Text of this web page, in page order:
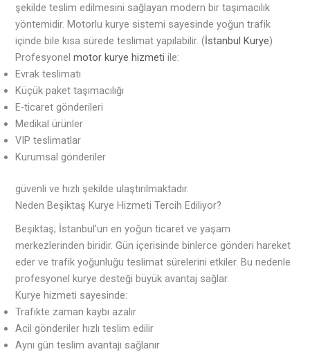
şekilde teslim edilmesini sağlayan modern bir taşımacılık
yöntemidir. Motorlu kurye sistemi sayesinde yoğun trafik
içinde bile kısa sürede teslimat yapılabilir. (İstanbul Kurye)
Profesyonelmotor kurye hizmeti ile:
Evrak teslimatı
Küçük paket taşımacılığı
E-ticaret gönderileri
Medikal ürünler
VIP teslimatlar
Kurumsal gönderiler
güvenli ve hızlı şekilde ulaştırılmaktadır.
Neden Beşiktaş Kurye Hizmeti Tercih Ediliyor?
Beşiktaş; İstanbul’un en yoğun ticaret ve yaşam
merkezlerinden biridir. Gün içerisinde binlerce gönderi hareket
eder ve trafik yoğunluğu teslimat sürelerini etkiler. Bu nedenle
profesyonel kurye desteği büyük avantaj sağlar.
Kurye hizmeti sayesinde:
Trafikte zaman kaybı azalır
Acil gönderiler hızlı teslim edilir
Aynı gün teslim avantajı sağlanır